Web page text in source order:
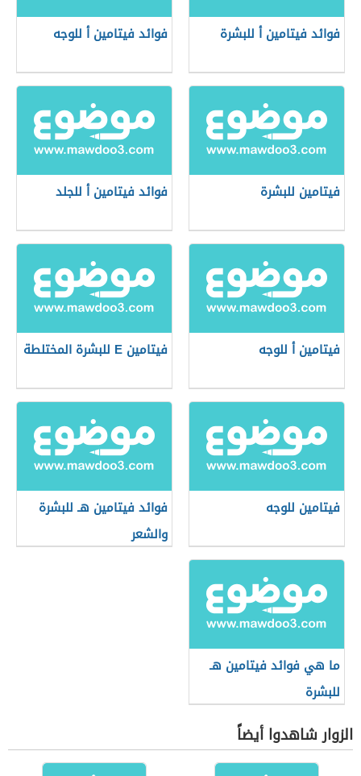
فوائد فيتامين أ للبشرة فوائد فيتامين أ للوجه
فيتامين للبشرة فوائد فيتامين أ للجلد
فيتامين أ للوجه فيتامين E للبشرة المختلطة
فيتامين للوجه
فوائد فيتامين هـ للبشرة
والشعر
ما هي فوائد فيتامين هـ
للبشرة
الزوار شاهدوا أيضاً